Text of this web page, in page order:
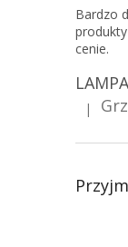
Bardzo
cenie.
Ocena
|